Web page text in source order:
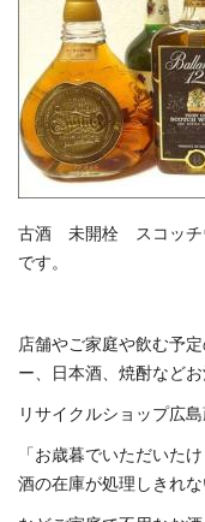
古酒 未開栓 スコッチ
です。
店舗やご家庭や飲む予
ー、日本酒、焼酎など
リサイクルショップ広
「お歳暮でいただいた
酒の在庫が処理しきれな